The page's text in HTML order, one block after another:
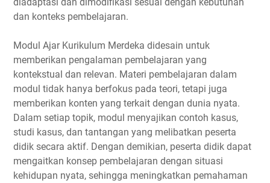
dan konteks pembelajaran.
Modul Ajar Kurikulum Merdeka didesain untuk
memberikan pengalaman pembelajaran yang
kontekstual dan relevan. Materi pembelajaran dalam
modul tidak hanya berfokus pada teori, tetapi juga
memberikan konten yang terkait dengan dunia nyata.
Dalam setiap topik, modul menyajikan contoh kasus,
studi kasus, dan tantangan yang melibatkan peserta
didik secara aktif. Dengan demikian, peserta didik dapat
mengaitkan konsep pembelajaran dengan situasi
kehidupan nyata, sehingga meningkatkan pemahaman